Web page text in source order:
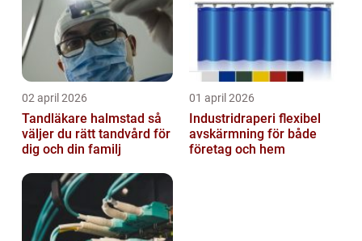
02 april 2026
Tandläkare halmstad så
väljer du rätt tandvård för
dig och din familj
01 april 2026
Industridraperi flexibel
avskärmning för både
företag och hem